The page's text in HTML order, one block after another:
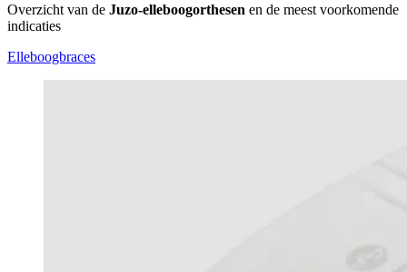
Overzicht van de Juzo-elleboogorthesen en de meest voorkomende
indicaties
Elleboogbraces